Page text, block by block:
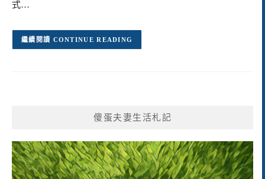
式…
CONTINUE READING
傻蛋夫妻生活札記